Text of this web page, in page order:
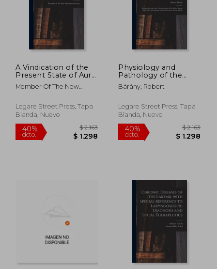
40%
dcto.
50%
dcto.
35% 40%
A Vindication of the
Present State of Aural
Surgery (en Inglés)
Member Of The New
Legare Street Press, Tapa
Blanda, Nuevo
Physiology and
Pathology of the
Semicircular Canals:
Being an Excerpt of
Dr. Robert Barany
With Notes and
Fro (en Inglés)
Bárány, Robert
Legare Street Press, Tapa
Blanda, Nuevo